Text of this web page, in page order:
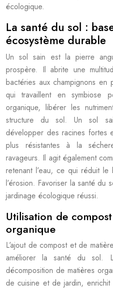
écologique.
La santé du sol :
écosystème durable
Un sol sain est la pierre
prospère. Il abrite une
bactéries aux champignons
qui travaillent en symbiose
organique, libérer les
structure du sol. Un sol
développer des racines
plus résistantes à la
ravageurs. Il agit également
retenant l’eau, ce qui réduit le
l’érosion. Favoriser la santé du
jardinage écologique réussi.
Utilisation de
organique
L’ajout de compost et de
améliorer la santé du sol.
décomposition de matières
de cuisine et de jardin, enrichit